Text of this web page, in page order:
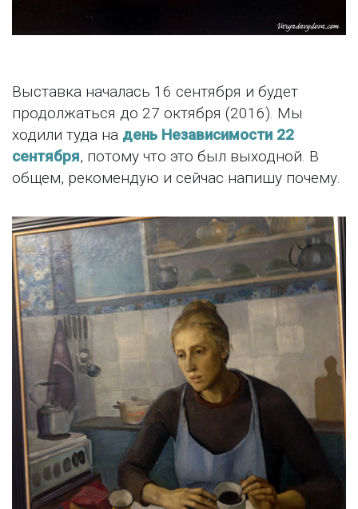
Выставка началась 16 сентября и будет
продолжаться до 27 октября (2016). Мы
ходили туда на день Независимости 22
сентября, потому что это был выходной. В
общем, рекомендую и сейчас напишу почему.